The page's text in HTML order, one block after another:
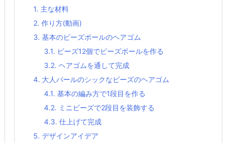
1. 主な材料
2. 作り方(動画)
3. 基本のビーズボールのヘアゴム
3.1. ビーズ12個でビーズボールを作る
3.2. ヘアゴムを通して完成
4. 大人パールのシックなビーズのヘアゴム
4.1. 基本の編み方で1段目を作る
4.2. ミニビーズで2段目を装飾する
4.3. 仕上げて完成
5. デザインアイデア